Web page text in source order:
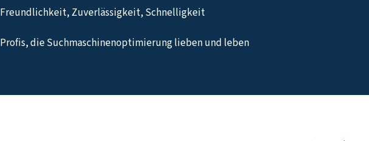
Freundlichkeit, Zuverlässigkeit, Schnelligkeit
Profis, die Suchmaschinenoptimierung lieben und leben